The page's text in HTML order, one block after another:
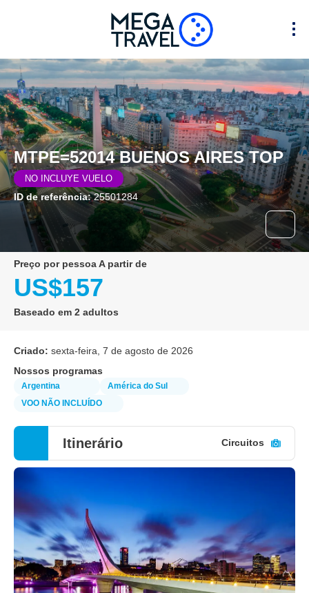
MTPE=52014 BUENOS AIRES TOP
NO INCLUYE VUELO
ID de referência:25501284
preço por pessoa A partir de
US$157
Baseado em 2 adultos
Criado: sexta-feira, 7 de agosto de 2026
Nossos programas
Argentina
América do Sul
VOO NÃO INCLUÍDO
Itinerário Circuitos